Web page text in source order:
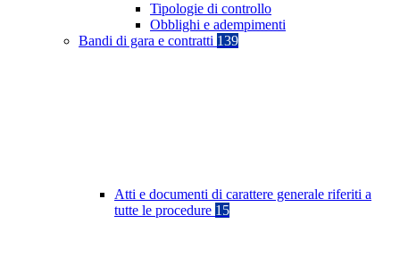
Tipologie di controllo
Obblighi e adempimenti
Bandi di gara e contratti 139
Atti e documenti di carattere generale riferiti a
tutte le procedure 15